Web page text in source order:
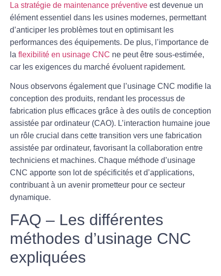
La stratégie de maintenance préventive est devenue un
élément essentiel dans les usines modernes, permettant
d’anticiper les problèmes tout en optimisant les
performances des équipements. De plus, l’importance de
la flexibilité en usinage CNC ne peut être sous-estimée,
car les exigences du marché évoluent rapidement.
Nous observons également que l’usinage CNC modifie la
conception des produits, rendant les processus de
fabrication plus efficaces grâce à des outils de conception
assistée par ordinateur (CAO). L’interaction humaine joue
un rôle crucial dans cette transition vers une fabrication
assistée par ordinateur, favorisant la collaboration entre
techniciens et machines. Chaque méthode d’usinage
CNC apporte son lot de spécificités et d’applications,
contribuant à un avenir prometteur pour ce secteur
dynamique.
FAQ – Les différentes
méthodes d’usinage CNC
expliquées